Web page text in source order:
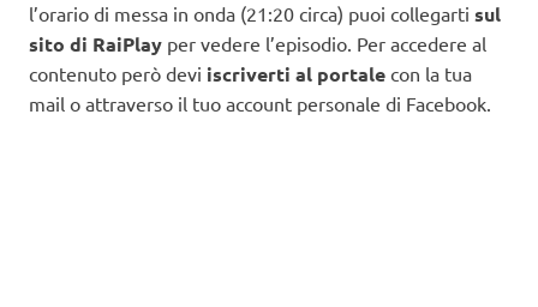
l’orario di messa in onda (21:20 circa) puoi collegarti sul
sito di RaiPlay per vedere l’episodio. Per accedere al
contenuto però devi iscriverti al portale con la tua
mail o attraverso il tuo account personale di Facebook.